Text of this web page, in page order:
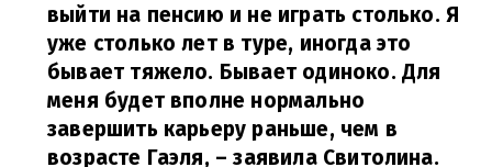
выйти на пенсию и не играть столько. Я
уже столько лет в туре, иногда это
бывает тяжело. Бывает одиноко. Для
меня будет вполне нормально
завершить карьеру раньше, чем в
возрасте Гаэля, – заявила Свитолина.